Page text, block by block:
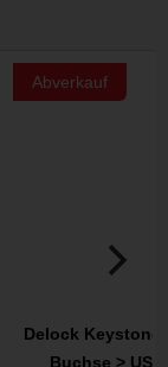
Abverkauf
Delock Keystone
Buchse >